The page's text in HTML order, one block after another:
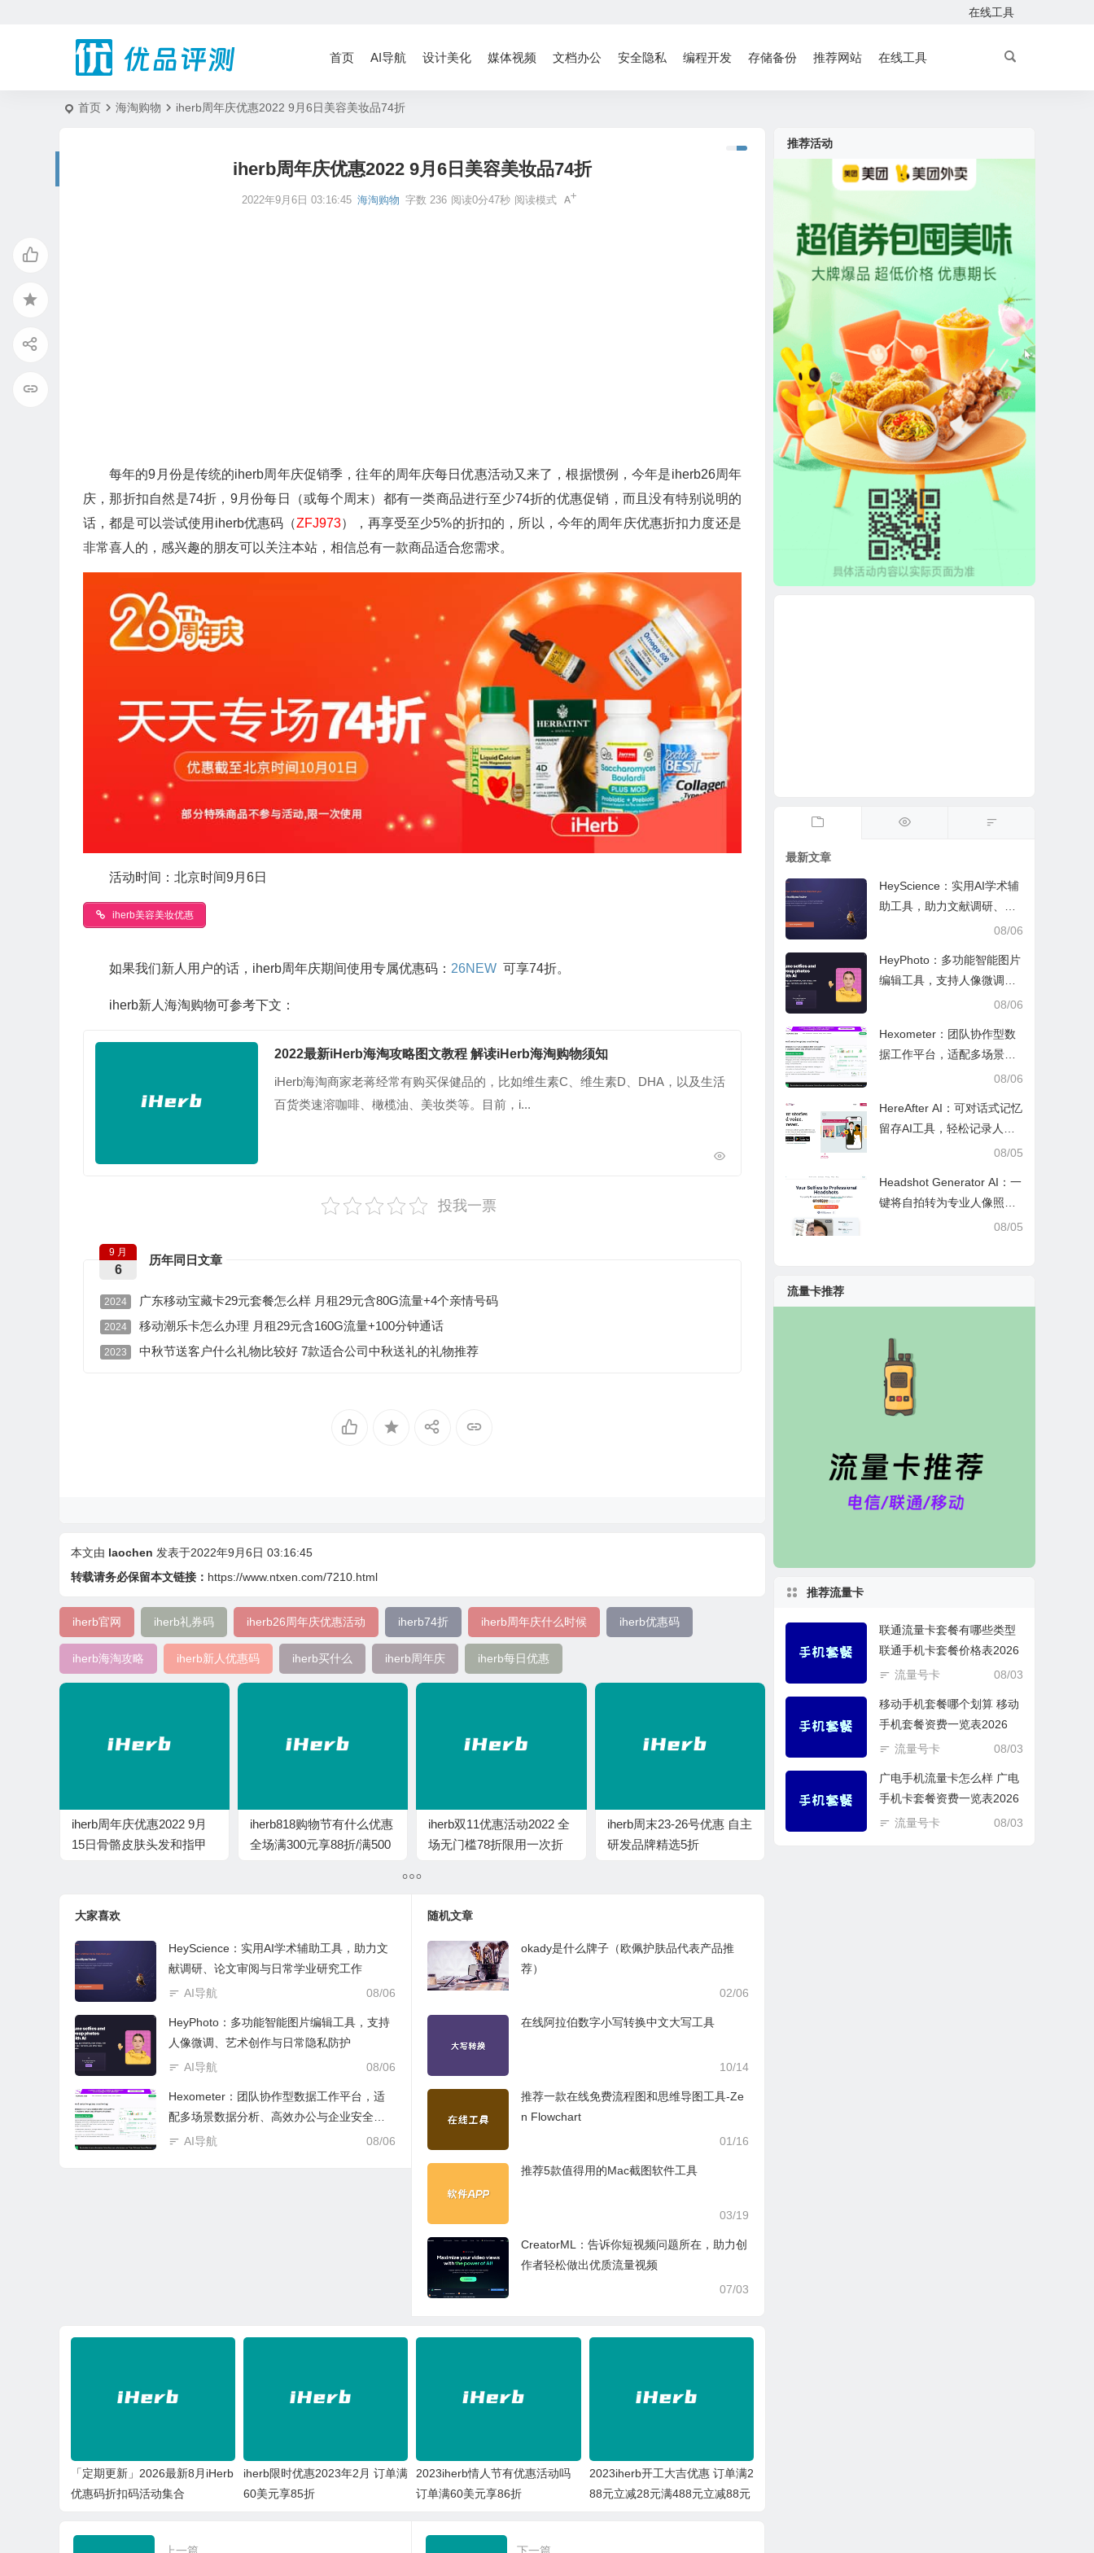
在线工具
首页 AI导航 设计美化 媒体视频 文档办公 安全隐私 编程开发 存储备份 推荐网站 在线工具
首页 海淘购物 iherb周年庆优惠2022 9月6日美容美妆品74折
iherb周年庆优惠2022 9月6日美容美妆品74折
2022年9月6日 03:16:45 海淘购物 字数 236 阅读0分47秒 阅读模式
每年的9月份是传统的iherb周年庆促销季，往年的周年庆每日优惠活动又来了，根据惯例，今年是iherb26周年
庆，那折扣自然是74折，9月份每日（或每个周末）都有一类商品进行至少74折的优惠促销，而且没有特别说明的
话，都是可以尝试使用iherb优惠码（ZFJ973），再享受至少5%的折扣的，所以，今年的周年庆优惠折扣力度还是
非常喜人的，感兴趣的朋友可以关注本站，相信总有一款商品适合您需求。
活动时间：北京时间9月6日
iherb美容美妆优惠
如果我们新人用户的话，iherb周年庆期间使用专属优惠码： 26NEW 可享74折。
iherb新人海淘购物可参考下文：
2022最新iHerb海淘攻略图文教程 解读iHerb海淘购物须知
iHerb海淘商家老蒋经常有购买保健品的，比如维生素C、维生素D、DHA，以及生活
百货类速溶咖啡、橄榄油、美妆类等。目前，i...
投我一票
历年同日文章
9 月
6
2024 广东移动宝藏卡29元套餐怎么样 月租29元含80G流量+4个亲情号码
2024 移动潮乐卡怎么办理 月租29元含160G流量+100分钟通话
2023 中秋节送客户什么礼物比较好 7款适合公司中秋送礼的礼物推荐
本文由 laochen 发表于2022年9月6日 03:16:45
转载请务必保留本文链接： https://www.ntxen.com/7210.html
iherb官网 iherb礼券码 iherb26周年庆优惠活动 iherb74折 iherb周年庆什么时候 iherb优惠码
iherb海淘攻略 iherb新人优惠码 iherb买什么 iherb周年庆 iherb每日优惠
iherb周年庆优惠2022 9月
15日骨骼皮肤头发和指甲
iherb818购物节有什么优惠
全场满300元享88折/满500
iherb双11优惠活动2022 全
场无门槛78折限用一次折
iherb周末23-26号优惠 自主
研发品牌精选5折
大家喜欢
HeyScience：实用AI学术辅助工具，助力文
献调研、论文审阅与日常学业研究工作
08/06
AI导航
HeyPhoto：多功能智能图片编辑工具，支持
人像微调、艺术创作与日常隐私防护
08/06
AI导航
Hexometer：团队协作型数据工作平台，适
配多场景数据分析、高效办公与企业安全管
控
08/06
AI导航
随机文章
okady是什么牌子（欧佩护肤品代表产品推
荐）
02/06
在线阿拉伯数字小写转换中文大写工具
10/14
推荐一款在线免费流程图和思维导图工具-Ze
n Flowchart
01/16
推荐5款值得用的Mac截图软件工具
03/19
CreatorML：告诉你短视频问题所在，助力创
作者轻松做出优质流量视频
07/03
「定期更新」2026最新8月iHerb
优惠码折扣码活动集合
iherb限时优惠2023年2月 订单满
60美元享85折
2023iherb情人节有优惠活动吗
订单满60美元享86折
2023iherb开工大吉优惠 订单满2
88元立减28元满488元立减88元
推荐活动
最新文章
HeyScience：实用AI学术辅
助工具，助力文献调研、论
文审阅与日常学业研究工作
08/06
HeyPhoto：多功能智能图片
编辑工具，支持人像微调、
艺术创作与日常隐私防护08/06
Hexometer：团队协作型数
据工作平台，适配多场景数
据分析、高效办公与企业安
08/06
HereAfter AI：可对话式记忆
留存AI工具，轻松记录人生
08/05
Headshot Generator AI：一
键将自拍转为专业人像照，
08/05
流量卡推荐
推荐流量卡
联通流量卡套餐有哪些类型
联通手机卡套餐价格表2026
08/03
流量号卡
移动手机套餐哪个划算 移动
手机套餐资费一览表2026
08/03
流量号卡
广电手机流量卡怎么样 广电
手机卡套餐资费一览表2026
08/03
流量号卡